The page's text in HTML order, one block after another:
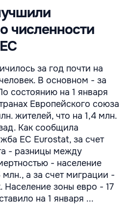
численности
за год почти на
В основном - за
состоянию на 1 января
Европейского союза
жителей, что на 1,4 млн.
Как сообщила
ЕС Eurostat, за счет
- разницы между
- население
а за счет миграции -
Население зоны евро - 17
на 1 января ...